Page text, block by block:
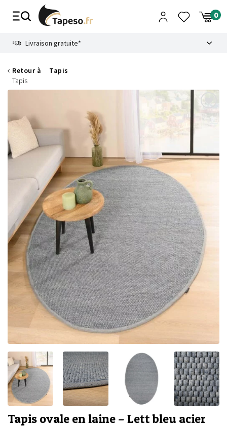
Livraison gratuite*
Retour à
Tapis
Tapis
Tapis ovale en laine – Lett bleu acier